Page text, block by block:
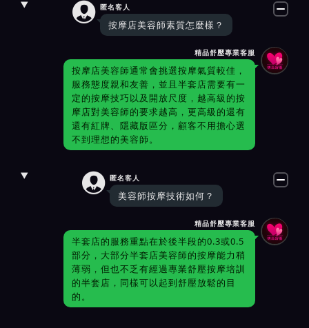
 匿名客人
按摩店美容師素質怎麼樣？
精品舒壓專業客服
按摩店美容師通常會挑選按摩氣質較佳，
服務態度親和友善，並且半套店需要有一
定的按摩技巧以及開放尺度，越高級的按
摩店對美容師的要求越高，更高級的還有
還有紅牌、隱藏版區分，顧客不用擔心選
不到理想的美容師。
 匿名客人
美容師按摩技術如何？
精品舒壓專業客服
半套店的服務重點在於後半段的0.3或0.5
部分，大部分半套店美容師的按摩能力稍
薄弱，但也不乏有經過專業舒壓按摩培訓
的半套店，同樣可以起到舒壓放鬆的目
的。